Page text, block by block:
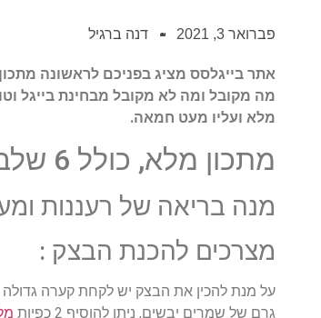
פברואר 3, 2021 דנה ברגיל
אתר בייגלסס מציג בפניכם לראשונה
מה מקובל ומה לא מקובל מבחינת בייגל
מלא ועליו מעט חמאה.
מתכון מלא, כולל 6 שלבים הכנת בייגל מושלם !
מנה בריאה של רעננות
מצרכים להכנת הבצק :
גרם של שמרים יבשים, ניתן להוסיף 2 כפיות